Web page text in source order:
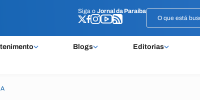
Siga o Jornal da Paraíba
Blogs Editorias
Siga o Jornal da Paraíba